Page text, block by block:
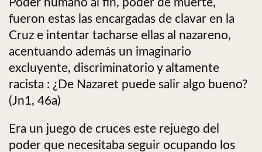
Poder humano al fin, poder de muerte,
fueron estas las encargadas de clavar en la
Cruz e intentar tacharse ellas al nazareno,
acentuando además un imaginario
excluyente, discriminatorio y altamente
racista : ¿De Nazaret puede salir algo bueno?
(Jn1, 46a)
Era un juego de cruces este rejuego del
poder que necesitaba seguir ocupando los